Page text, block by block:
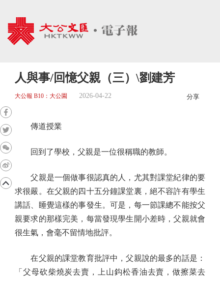
人與事/回憶父親（三）\劉建芳
大公報 B10：大公園 2026-04-22 分享
傳道授業
回到了學校，父親是一位很稱職的教師。
父親是一個做事很認真的人，尤其對課堂紀律的要
求很嚴。在父親的四十五分鐘課堂裏，絕不容許有學生
講話、睡覺這樣的事發生。可是，每一節課總不能按父
親要求的那樣完美，每當發現學生開小差時，父親就會
很生氣，會毫不留情地批評。
在父親的課堂教育批評中，父親說的最多的話是：
「父母砍柴燒炭去賣，上山鈎松香油去賣，做擦菜去